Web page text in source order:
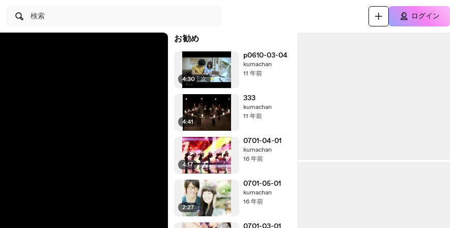
検索 ログイン
お勧め
4:30 | 次
p0610-03-04
kumachan
11 年前
4:41
333
kumachan
11 年前
4:17
0701-04-01
kumachan
16 年前
2:27
0701-05-01
kumachan
16 年前